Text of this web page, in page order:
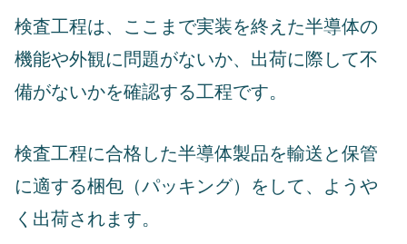
検査工程は、ここまで実装を終えた半導体の
機能や外観に問題がないか、出荷に際して不
備がないかを確認する工程です。
検査工程に合格した半導体製品を輸送と保管
に適する梱包（パッキング）をして、ようや
く出荷されます。